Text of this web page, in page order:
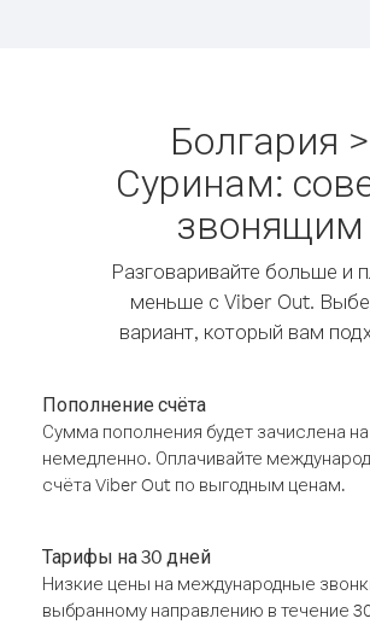
Болгария >
Суринам:
звонящим
Разговаривайте больше и
меньше с Viber Out.
вариант, который вам
Пополнение счёта
Сумма пополнения будет зачислена
немедленно. Оплачивайте
счёта Viber Out по выгодным ценам.
Тарифы на 30 дней
Низкие цены на международные
выбранному направлению в течение